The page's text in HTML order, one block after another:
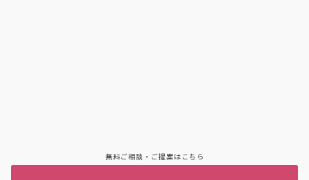
無料ご相談・ご提案はこちら